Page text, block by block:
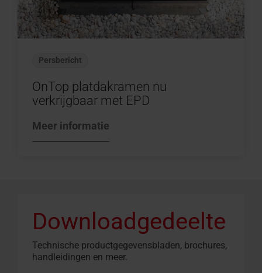
Persbericht
OnTop platdakramen nu
verkrijgbaar met EPD
Meer informatie
Downloadgedeelte
Technische productgegevensbladen, brochures,
handleidingen en meer.